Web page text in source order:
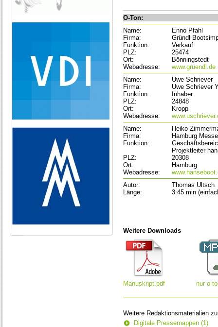
O-Ton:
Name:
Enno Pfahl
Firma:
Gründl
Funktion:
Verkauf
PLZ:
25474
Ort:
Bönningstedt
Webadresse:
www.gruendl.de
Name:
Uwe Schriever
Firma:
Uwe Schriever
Funktion:
Inhaber
PLZ:
24848
Ort:
Kropp
Webadresse:
Name:
Heiko
Firma:
Hamburg
Funktion:
Projektleiter
PLZ:
20308
Ort:
Hamburg
Webadresse:
Autor:
Thomas Ultsch
Länge:
3:45 min
Weitere Downloads
Manuskript.pdf nur o-
Weitere Redaktionsmaterialien
Digitale Pressemappen (1)